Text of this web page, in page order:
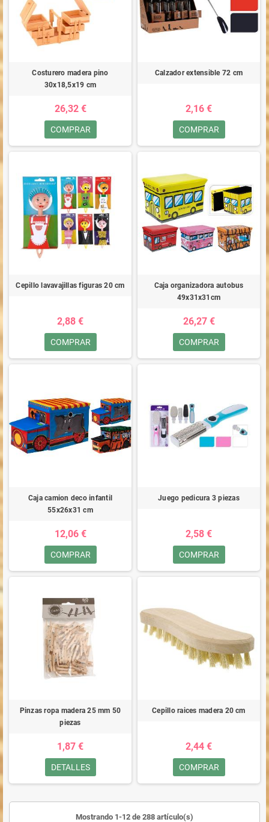
Costurero madera pino
30x18,5x19 cm
26,32 €
COMPRAR
Calzador extensible 72 cm
2,16 €
COMPRAR
Cepillo lavavajillas figuras 20 cm
2,88 €
COMPRAR
Caja organizadora autobus
49x31x31cm
26,27 €
COMPRAR
Caja camion deco infantil
55x26x31 cm
12,06 €
COMPRAR
Juego pedicura 3 piezas
2,58 €
COMPRAR
Pinzas ropa madera 25 mm 50
piezas
1,87 €
DETALLES
Cepillo raices madera 20 cm
2,44 €
COMPRAR
Mostrando 1-12 de 288 artículo(s)